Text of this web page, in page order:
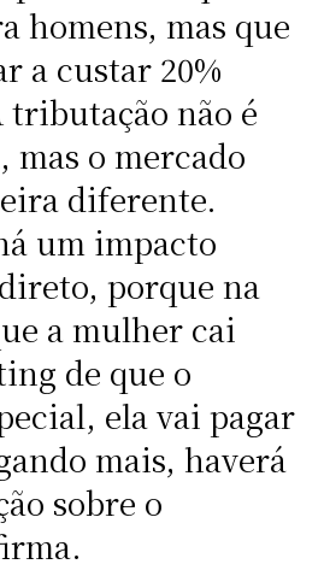
homens, mas que
a custar 20%
tributação não é
o mercado
diferente.
um impacto
porque na
a mulher cai
de que o
ela vai pagar
mais, haverá
sobre o